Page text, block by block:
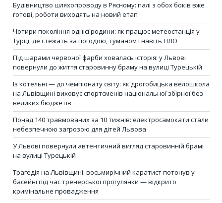
Будівництво шляхопроводу в Рясному: палі з обох боків вже
готові, роботи виходять на новий етап
Чотири покоління однієї родини: як працює метеостанція у
Турці, де стежать за погодою, туманом і навіть НЛО
Під шарами червоної фарби ховалась історія: у Львові
повернули до життя старовинну браму на вулиці Турецькій
Із котельні — до чемпіонату світу: як дрогобицька велошкола
на Львівщині виховує спортсменів національної збірної без
великих бюджетів
Понад 140 травмованих за 10 тижнів: електросамокати стали
небезпечною загрозою для дітей Львова
У Львові повернули автентичний вигляд старовинній брамі
на вулиці Турецькій
Трагедія на Львівщині: восьмирічний каратист потонув у
басейні під час тренерської прогулянки — відкрито
кримінальне провадження